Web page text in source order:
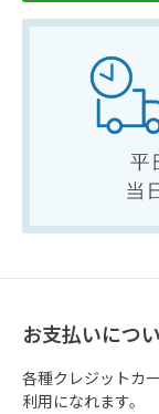
お支払いにつ
各種クレジットカ
利用になれます。